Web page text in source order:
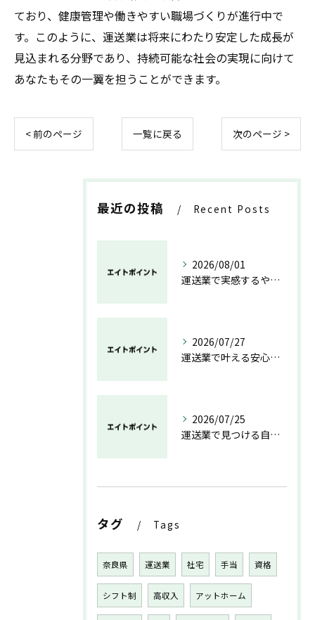
ており、健康管理や働きやすい職場づくりが進行中で
す。このように、運送業は将来にわたり安定した成長が
見込まれる分野であり、持続可能な社会の実現に向けて
あなたもその一翼を担うことができます。
< 前のページ 一覧に戻る 次のページ >
最近の投稿 Recent Posts
2026/08/01
運送業で実感するやりがいと成長の魅力
2026/07/27
運送業で叶える安心と成長のキャリア
2026/07/25
運送業で見つける自分らしい働き方と安定の未来
タグ Tags
奈良県 運送業 社宅 手当 資格
シフト制 高収入 アットホーム